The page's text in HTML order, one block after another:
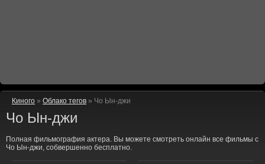
Киного » Облако тегов » Чо Ын-джи
Чо Ын-джи
Полная фильмография актера. Вы можете смотреть онлайн все фильмы с
Чо Ын-джи, собвершенно бесплатно.